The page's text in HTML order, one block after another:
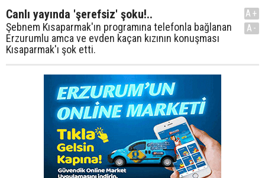
Canlı yayında 'şerefsiz' şoku!..
Şebnem Kısaparmak'ın programına telefonla bağlanan
Erzurumlu amca ve evden kaçan kızının konuşması
Kısaparmak'ı şok etti.
A+
A-